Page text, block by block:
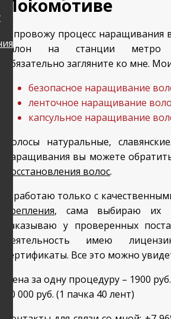
Локомотиве
Я провожу процесс наращивания
салон на станции метро
обязательно загляните ко мне.
безопасное наращивание
ленточное наращивание
капсульное наращивание
Волосы натуральные,
наращивания вы можете
восстановления волос.
Я работаю только с
крепления, сама выбираю их
заказываю у проверенных
деятельность имею
сертификаты. Все это можно
Цена за одну процедуру – 1900
10 000 руб. (1 пачка 40 лент)